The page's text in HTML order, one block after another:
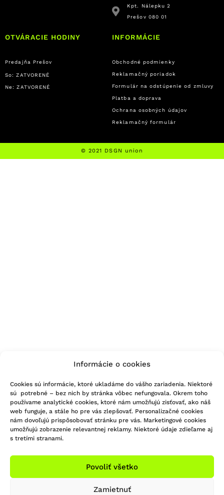
Informácie o cookies
Cookies sú informácie, ktoré ukladáme do vášho zariadenia. Niektoré
sú potrebné – bez nich by stránka vôbec nefungovala. Okrem toho
používame analytické cookies, ktoré nám umožňujú zisťovať, ako náš
web funguje, a stále ho pre vás zlepšovať. Personalizačné cookies
nám dovoľujú prispôsobovať stránku pre vás. Marketingové cookies
umožňujú zobrazenie relevantnej reklamy. Niektoré údaje zdieľame aj
s tretími stranami.
Povoliť všetko
Zamietnuť
Kpt. Nálepku 2
Prešov 080 01
OTVÁRACIE HODINY
Predajňa Prešov
So: ZATVORENÉ
Ne: ZATVORENÉ
INFORMÁCIE
Obchodné podmienky
Reklamačný poriadok
Formulár na odstúpenie od zmluvy
Platba a doprava
Ochrana osobných údajov
Reklamačný formulár
© 2021 DSGN union